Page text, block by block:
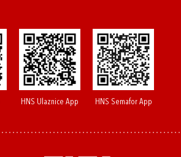
HNS Ulaznice App HNS Semafor App